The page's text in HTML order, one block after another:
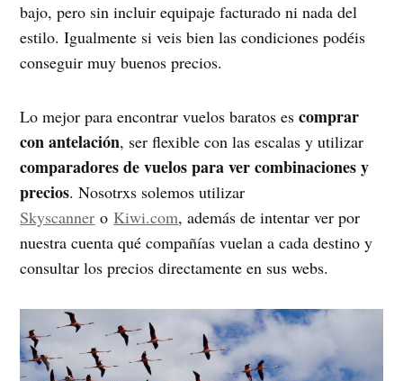
bajo, pero sin incluir equipaje facturado ni nada del
estilo. Igualmente si veis bien las condiciones podéis
conseguir muy buenos precios.
Lo mejor para encontrar vuelos baratos escomprar
con antelación, ser flexible con las escalas y utilizar
comparadores de vuelos para ver combinaciones y
precios. Nosotrxs solemos utilizar
Skyscanner o Kiwi.com, además de intentar ver por
nuestra cuenta qué compañías vuelan a cada destino y
consultar los precios directamente en sus webs.